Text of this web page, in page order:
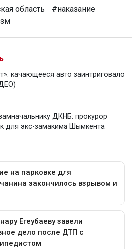
область
#наказание
качающееся авто заинтриговало
ДКНБ: прокурор
для экс-замакима Шымкента